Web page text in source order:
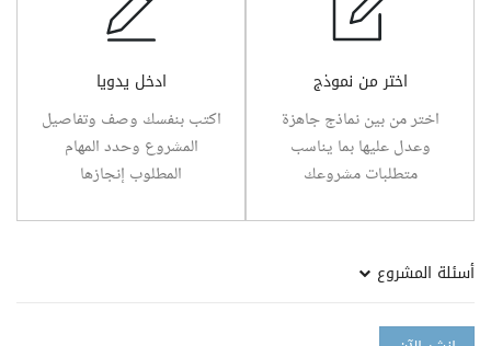
اختر من نموذج
اختر من بين نماذج جاهزة
وعدل عليها بما يناسب
متطلبات مشروعك
ادخل يدويا
اكتب بنفسك وصف وتفاصيل
المشروع وحدد المهام
المطلوب إنجازها
أسئلة المشروع